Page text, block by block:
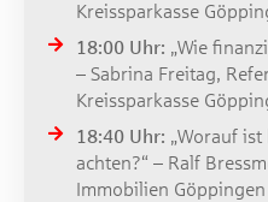
Kreissparkasse
18:00 Uhr: „Wie
– Sabrina Freitag,
Kreissparkasse
18:40 Uhr: „Worauf
achten?“ – Ralf
Immobilien Göppingen